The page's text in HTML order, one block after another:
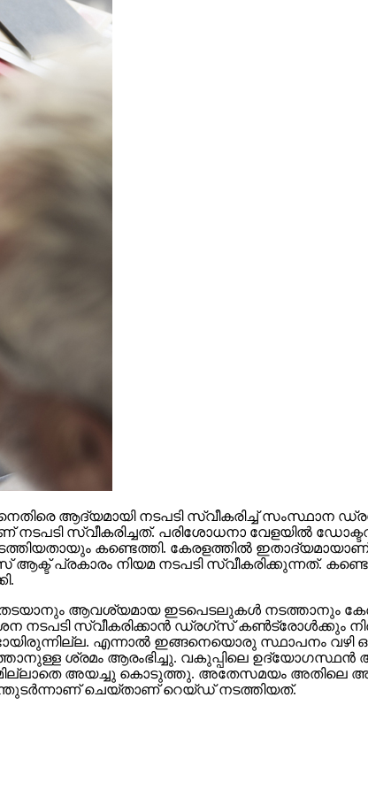
ആദ്യമായി നടപടി സ്വീകരിച്ച് സംസ്ഥാന
സ്വീകരിച്ചത്. പരിശോധനാ വേളയില്‍
കണ്ടെത്തി. കേരളത്തില്‍
പ്രകാരം നിയമ നടപടി സ്വീകരിക്കുന്നത്.
ആവശ്യമായ ഇടപെടലുകള്‍ നടത്താനും
സ്വീകരിക്കാന്‍ ഡ്രഗ്‌സ് കണ്‍ട്രോള്‍ക്കും
എന്നാല്‍ ഇങ്ങനെയൊരു സ്ഥാപനം
ശ്രമം ആരംഭിച്ചു. വകുപ്പിലെ
അയച്ചു കൊടുത്തു. അതേസമയം അതിലെ
ചെയ്താണ് റെയ്ഡ് നടത്തിയത്.